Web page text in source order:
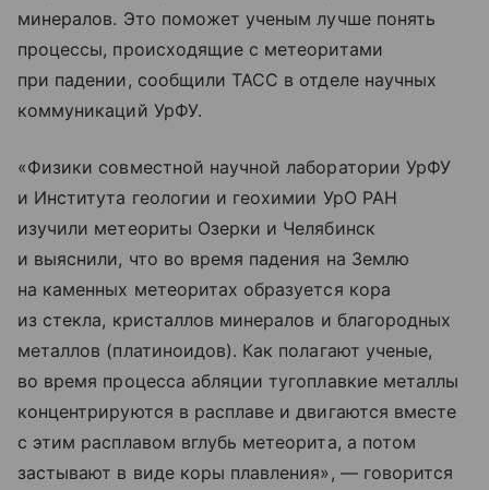
минералов. Это поможет ученым лучше понять
процессы, происходящие с метеоритами
при падении, сообщили ТАСС в отделе научных
коммуникаций УрФУ.
«Физики совместной научной лаборатории УрФУ
и Института геологии и геохимии УрО РАН
изучили метеориты Озерки и Челябинск
и выяснили, что во время падения на Землю
на каменных метеоритах образуется кора
из стекла, кристаллов минералов и благородных
металлов (платиноидов). Как полагают ученые,
во время процесса абляции тугоплавкие металлы
концентрируются в расплаве и двигаются вместе
с этим расплавом вглубь метеорита, а потом
застывают в виде коры плавления», — говорится